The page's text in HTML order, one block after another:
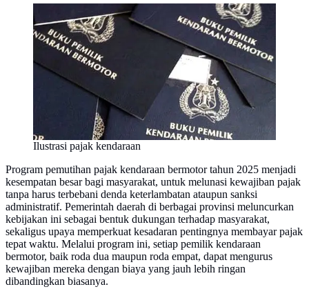
Ilustrasi pajak kendaraan
Program pemutihan pajak kendaraan bermotor tahun 2025 menjadi
kesempatan besar bagi masyarakat, untuk melunasi kewajiban pajak
tanpa harus terbebani denda keterlambatan ataupun sanksi
administratif. Pemerintah daerah di berbagai provinsi meluncurkan
kebijakan ini sebagai bentuk dukungan terhadap masyarakat,
sekaligus upaya memperkuat kesadaran pentingnya membayar pajak
tepat waktu. Melalui program ini, setiap pemilik kendaraan
bermotor, baik roda dua maupun roda empat, dapat mengurus
kewajiban mereka dengan biaya yang jauh lebih ringan
dibandingkan biasanya.